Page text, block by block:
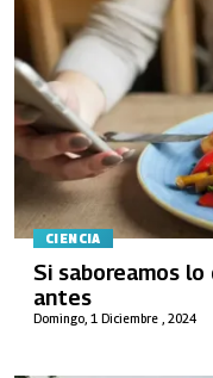
CIENCIA
Domingo, 1 Diciembre , 2024
Si saboreamos lo
antes